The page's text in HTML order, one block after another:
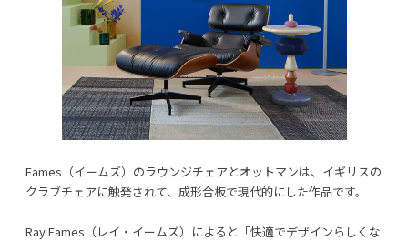
Eames（イームズ）のラウンジチェアとオットマンは、イギリスの
クラブチェアに触発されて、成形合板で現代的にした作品です。
Ray Eames（レイ・イームズ）によると「快適でデザインらしくな